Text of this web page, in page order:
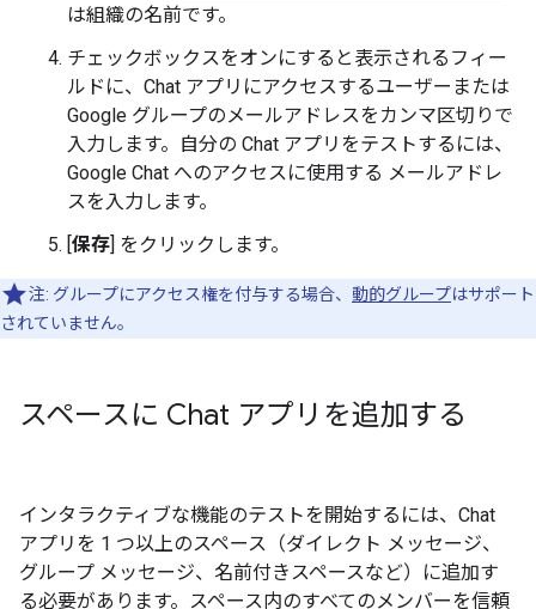
は組織の名前です。
チェックボックスをオンにすると表示されるフィー
ルドに、Chat アプリにアクセスするユーザーまたは
Google グループのメールアドレスをカンマ区切りで
入力します。自分の Chat アプリをテストするには、
Google Chat へのアクセスに使用する メールアドレ
スを入力します。
[保存] をクリックします。
注: グループにアクセス権を付与する場合、 動的グループはサポート
されていません。
スペースに Chat アプリを追加する
インタラクティブな機能のテストを開始するには、Chat
アプリを 1 つ以上のスペース（ダイレクト メッセージ、
グループ メッセージ、名前付きスペースなど）に追加す
る必要があります。スペース内のすべてのメンバーを信頼